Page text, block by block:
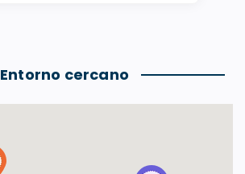
Entorno cercano